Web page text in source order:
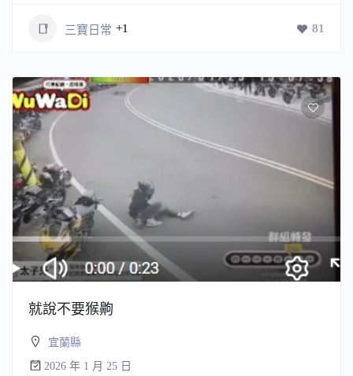
三寶日常 +1 81
就說不要猴齁
宜蘭縣
2026 年 1 月 25 日